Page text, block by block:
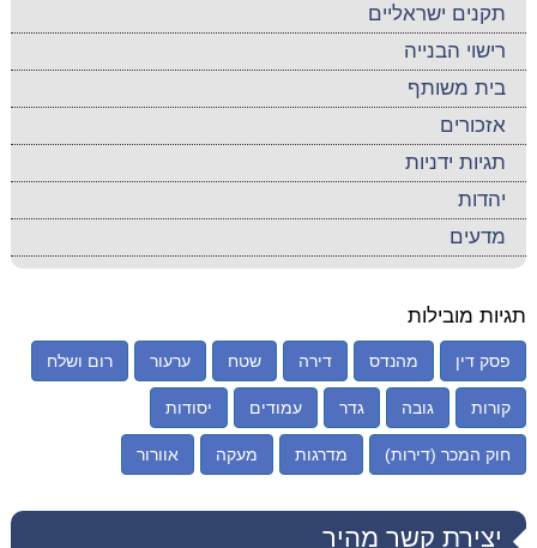
תקנים ישראליים
רישוי הבנייה
בית משותף
אזכורים
תגיות ידניות
יהדות
מדעים
תגיות מובילות
פסק דין מהנדס דירה שטח ערעור רום ושלח
קורות גובה גדר עמודים יסודות
חוק המכר (דירות) מדרגות מעקה אוורור
יצירת קשר מהיר